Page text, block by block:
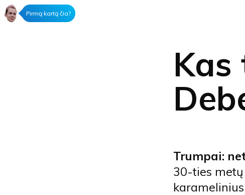
Pirmą kartą čia?
Kas
Trumpai:
30-ties metų